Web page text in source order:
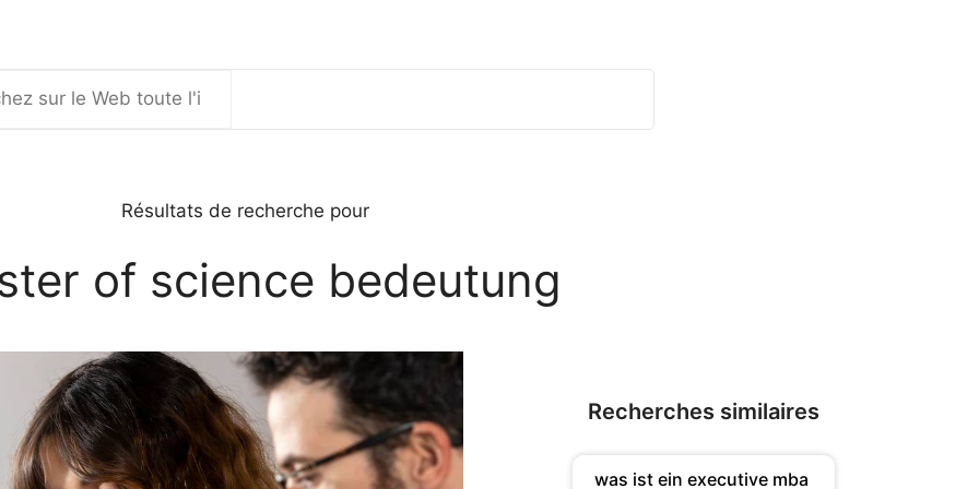
Résultats de recherche pour
of science bedeutung
Recherches similaires
was ist ein executive mba